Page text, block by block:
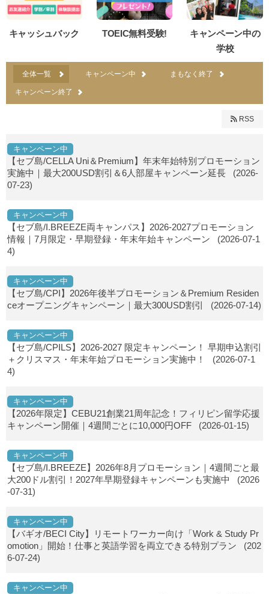
キャッシュバック TOEIC無料受験!
キャンペーン中の
学校
全体一覧 キャンペーン中 まもなく終了
キャンペーン終了
RSS
キャンペーン中
【セブ島/CELLA Uni＆Premium】年末年始特別プロモーション
実施中｜最大200USD割引＆6人部屋キャンペーン延長 (2026-
07-23)
キャンペーン中
【セブ島/I.BREEZE両キャンパス】2026-2027プロモーション
情報｜7月限定・早期登録・年末年始キャンペーン (2026-07-1
4)
キャンペーン中
【セブ島/CPI】2026年後半プロモーション＆Premium Residen
ceオープニングキャンペーン｜最大300USD割引
(2026-07-14)
キャンペーン中
【セブ島/CPILS】2026-2027 限定キャンペーン！ 早期申込割引
＋クリスマス・年末年始プロモーション実施中！
(2026-07-1
4)
キャンペーン中
【2026年限定】CEBU21創業21周年記念！フィリピン留学応援
キャンペーン開催｜4週間ごとに10,000円OFF (2026-01-15)
キャンペーン中
【セブ島/I.BREEZE】2026年8月プロモーション｜4週間ごと最
大200ドル割引！2027年早期登録キャンペーンも実施中
(2026
-07-31)
キャンペーン中
【バギオ/BECI City】リモートワーカー向け「Work & Study Pr
omotion」開始！仕事と英語学習を両立できる特別プラン (202
6-07-24)
キャンペーン中